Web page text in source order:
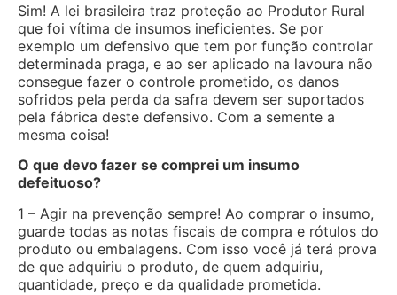
Sim! A lei brasileira traz proteção ao Produtor Rural
que foi vítima de insumos ineficientes. Se por
exemplo um defensivo que tem por função controlar
determinada praga, e ao ser aplicado na lavoura não
consegue fazer o controle prometido, os danos
sofridos pela perda da safra devem ser suportados
pela fábrica deste defensivo. Com a semente a
mesma coisa!
O que devo fazer se comprei um insumo
defeituoso?
1 – Agir na prevenção sempre! Ao comprar o insumo,
guarde todas as notas fiscais de compra e rótulos do
produto ou embalagens. Com isso você já terá prova
de que adquiriu o produto, de quem adquiriu,
quantidade, preço e da qualidade prometida.